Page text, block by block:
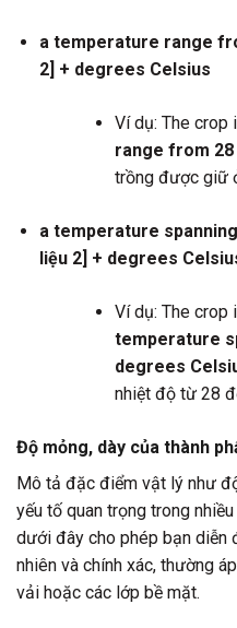
a temperature range
2] + degrees Celsius
Ví dụ: The crop
range from
trồng được giữ
a temperature
liệu 2] + degrees
Ví dụ: The crop
temperature
degrees
nhiệt độ từ 28
Độ mỏng, dày của thành
Mô tả đặc điểm vật lý như
yếu tố quan trọng trong nhiều
dưới đây cho phép bạn diễn
nhiên và chính xác, thường
vải hoặc các lớp bề mặt.